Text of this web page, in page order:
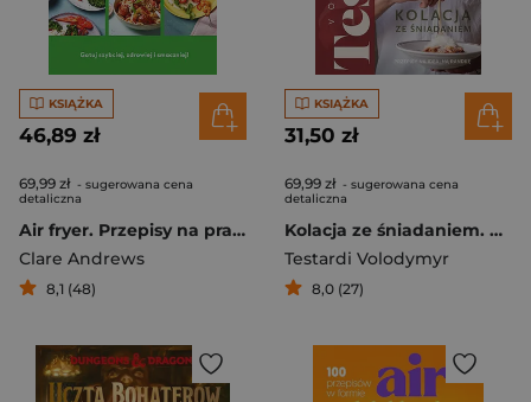
KSIĄŻKA
46,89 zł
69,99 zł - sugerowana cena
detaliczna
Air fryer. Przepisy na prawie wszystko
Clare Andrews
8,1 (48)
KSIĄŻKA
31,50 zł
69,99 zł - sugerowana cena
detaliczna
Kolacja ze śniadaniem. Przepisy na idealną randkę
Testardi Volodymyr
8,0 (27)